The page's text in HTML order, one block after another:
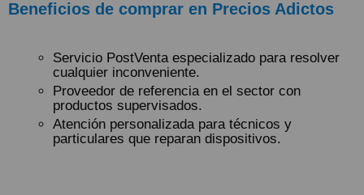
Beneficios de comprar en Precios Adictos
Servicio PostVenta especializado para resolver
cualquier inconveniente.
Proveedor de referencia en el sector con
productos supervisados.
Atención personalizada para técnicos y
particulares que reparan dispositivos.